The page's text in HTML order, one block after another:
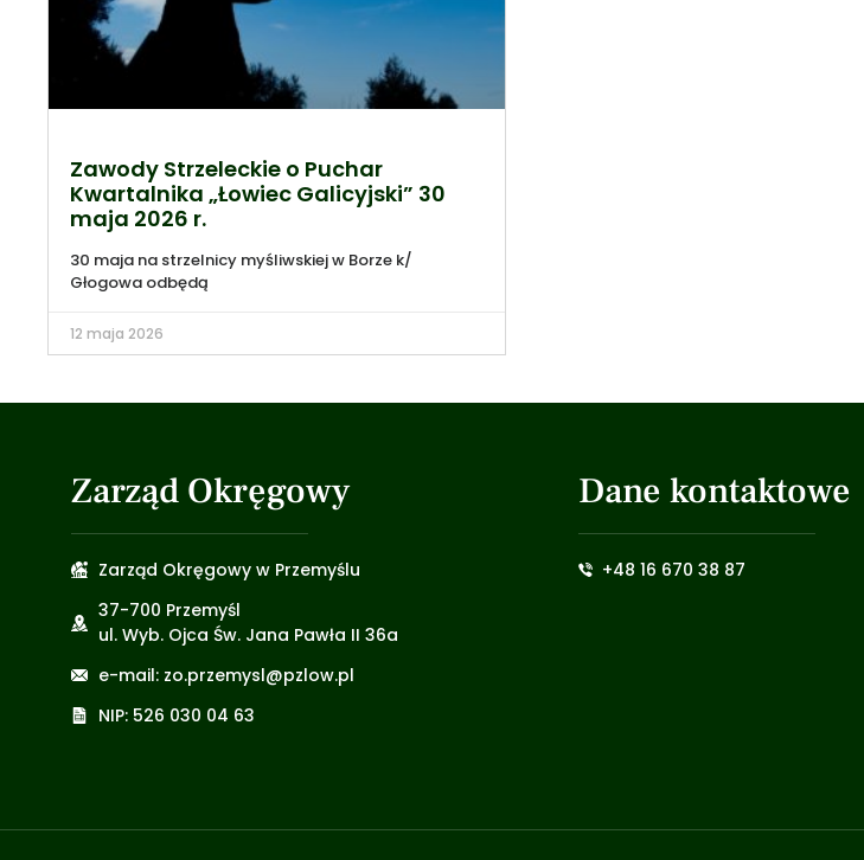
Zawody Strzeleckie o Puchar
Kwartalnika „Łowiec Galicyjski” 30
maja 2026 r.
30 maja na strzelnicy myśliwskiej w Borze k/
Głogowa odbędą
12 maja 2026
Zarząd Okręgowy
Zarząd Okręgowy w Przemyślu
37-700 Przemyśl
ul. Wyb. Ojca Św. Jana Pawła II 36a
e-mail: zo.przemysl@pzlow.pl
NIP: 526 030 04 63
Dane kontaktowe
+48 16 670 38 87